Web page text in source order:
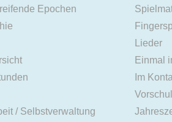
Epochen
/ Selbstverwaltung
Lieder
Einmal
Im